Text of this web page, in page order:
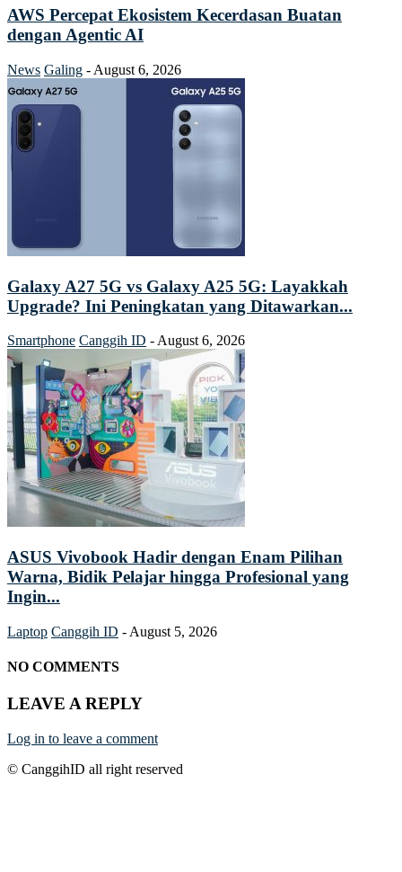
AWS Percepat Ekosistem Kecerdasan Buatan
dengan Agentic AI
News Galing - August 6, 2026
Galaxy A27 5G vs Galaxy A25 5G: Layakkah
Upgrade? Ini Peningkatan yang Ditawarkan...
Smartphone Canggih ID - August 6, 2026
ASUS Vivobook Hadir dengan Enam Pilihan
Warna, Bidik Pelajar hingga Profesional yang
Ingin...
Laptop Canggih ID - August 5, 2026
NO COMMENTS
LEAVE A REPLY
Log in to leave a comment
© CanggihID all right reserved